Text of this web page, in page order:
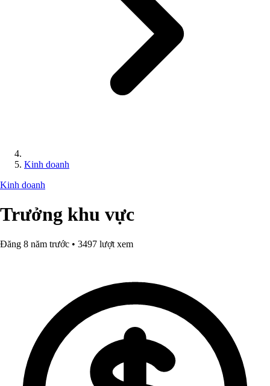
Kinh doanh
Kinh doanh
Trưởng khu vực
Đăng 8 năm trước • 3497 lượt xem